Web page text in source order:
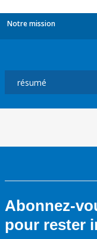
Notre mission
Abonnez-
pour rester